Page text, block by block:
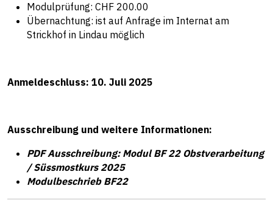
Modulprüfung: CHF 200.00
Übernachtung: ist auf Anfrage im Internat am
Strickhof in Lindau möglich
Anmeldeschluss: 10. Juli 2025
Ausschreibung und weitere Informationen:
PDF Ausschreibung: Modul BF 22 Obstverarbeitung
/ Süssmostkurs 2025
Modulbeschrieb BF22